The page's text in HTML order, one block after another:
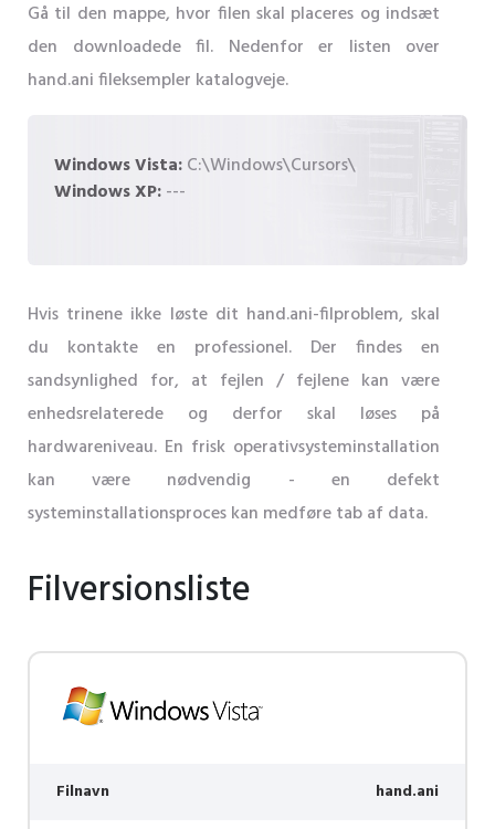
Gå til den mappe, hvor filen skal placeres og indsæt
den downloadede fil. Nedenfor er listen over
hand.ani fileksempler katalogveje.
Windows Vista:C:\Windows\Cursors\
Windows XP:---
Hvis trinene ikke løste dit hand.ani-filproblem, skal
du kontakte en professionel. Der findes en
sandsynlighed for, at fejlen / fejlene kan være
enhedsrelaterede og derfor skal løses på
hardwareniveau. En frisk operativsysteminstallation
kan være nødvendig - en defekt
systeminstallationsproces kan medføre tab af data.
Filversionsliste
Filnavn hand.ani